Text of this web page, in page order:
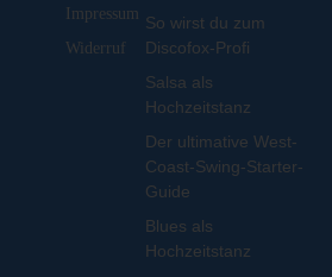
Impressum
Widerruf
So wirst du zum
Discofox-Profi
Salsa als
Hochzeitstanz
Der ultimative West-
Coast-Swing-Starter-
Guide
Blues als
Hochzeitstanz